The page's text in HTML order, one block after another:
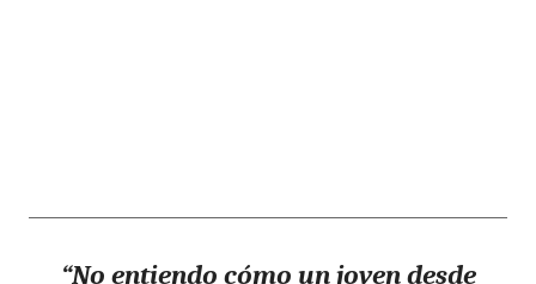
“No entiendo cómo un joven desde